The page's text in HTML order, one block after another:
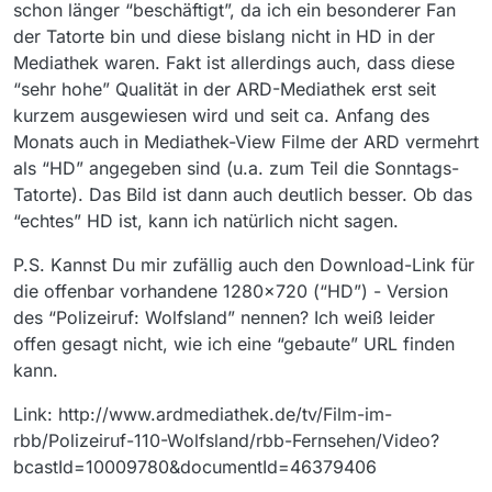
deren URL jedoch “gebaut” ist.
schon länger “beschäftigt”, da ich ein besonderer Fan
der Tatorte bin und diese bislang nicht in HD in der
Mediathek waren. Fakt ist allerdings auch, dass diese
“sehr hohe” Qualität in der ARD-Mediathek erst seit
kurzem ausgewiesen wird und seit ca. Anfang des
Monats auch in Mediathek-View Filme der ARD vermehrt
als “HD” angegeben sind (u.a. zum Teil die Sonntags-
Tatorte). Das Bild ist dann auch deutlich besser. Ob das
“echtes” HD ist, kann ich natürlich nicht sagen.
P.S. Kannst Du mir zufällig auch den Download-Link für
die offenbar vorhandene 1280x720 (“HD”) - Version
des “Polizeiruf: Wolfsland” nennen? Ich weiß leider
offen gesagt nicht, wie ich eine “gebaute” URL finden
kann.
Link: http://www.ardmediathek.de/tv/Film-im-
rbb/Polizeiruf-110-Wolfsland/rbb-Fernsehen/Video?
bcastId=10009780&documentId=46379406